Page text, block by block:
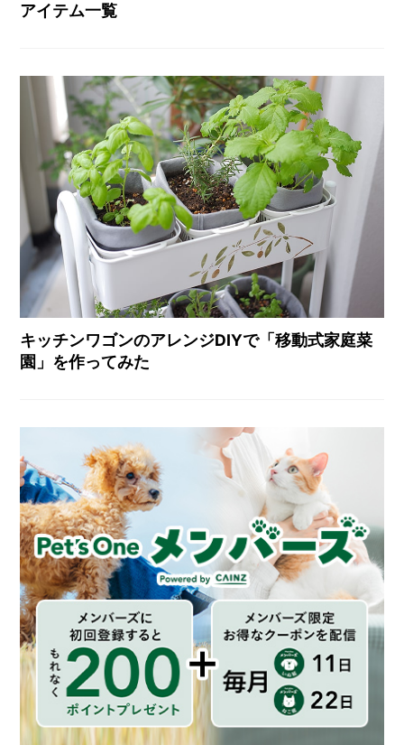
アイテム一覧
キッチンワゴンのアレンジDIYで「移動式家庭菜
園」を作ってみた